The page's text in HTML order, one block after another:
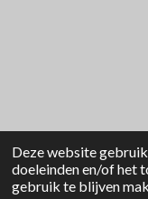
Deze website
doeleinden en/of het
gebruik te blijven